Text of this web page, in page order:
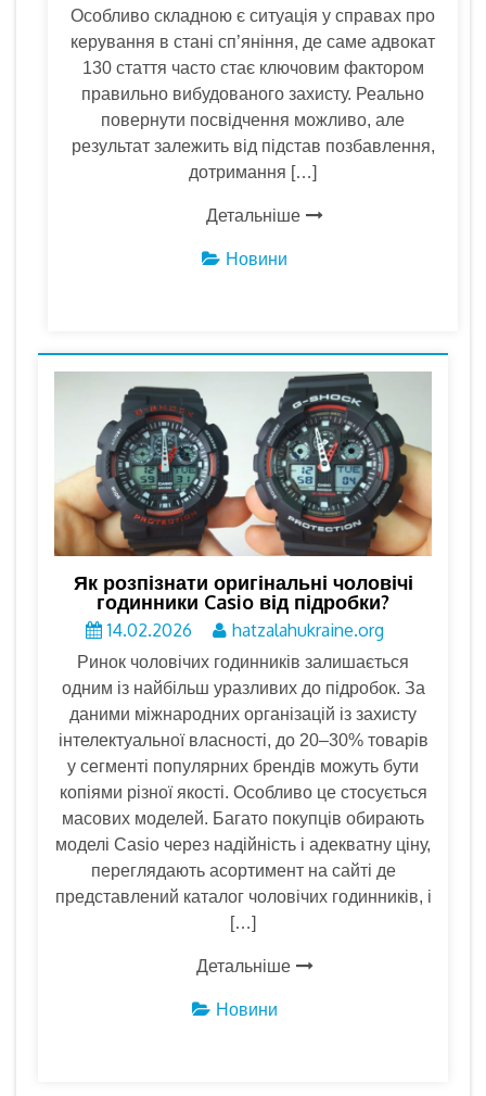
Особливо складною є ситуація у справах про
керування в стані сп’яніння, де саме адвокат
130 стаття часто стає ключовим фактором
правильно вибудованого захисту. Реально
повернути посвідчення можливо, але
результат залежить від підстав позбавлення,
дотримання […]
Детальніше
Новини
Як розпізнати оригінальні чоловічі
годинники Casio від підробки?
14.02.2026 hatzalahukraine.org
Ринок чоловічих годинників залишається
одним із найбільш уразливих до підробок. За
даними міжнародних організацій із захисту
інтелектуальної власності, до 20–30% товарів
у сегменті популярних брендів можуть бути
копіями різної якості. Особливо це стосується
масових моделей. Багато покупців обирають
моделі Casio через надійність і адекватну ціну,
переглядають асортимент на сайті де
представлений каталог чоловічих годинників, і
[…]
Детальніше
Новини